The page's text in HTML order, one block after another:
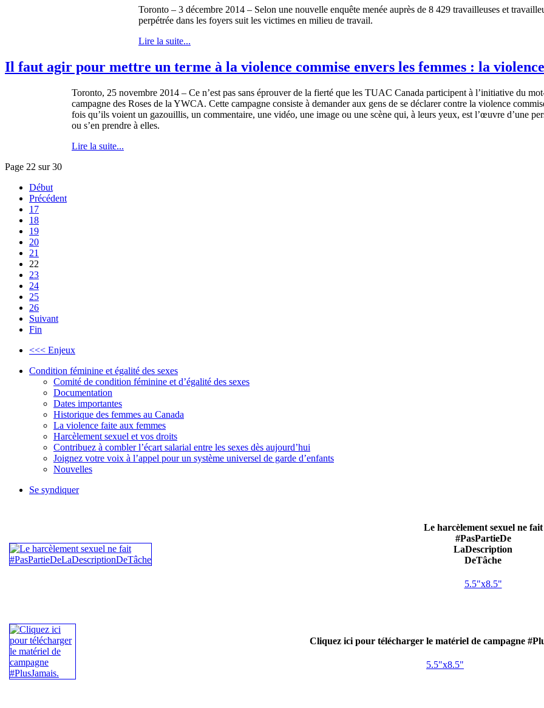
Toronto – 3 décembre 2014 – Selon une nouvelle enquête menée auprès de 8 429 travailleuses et
perpétrée dans les foyers suit les victimes en milieu de travail.
Lire la suite...
Il faut agir pour mettre un terme à la violence commise envers les femmes : la
Toronto, 25 novembre 2014 – Ce n’est pas sans éprouver de la fierté que les TUAC Canada participent à l’initiative du
campagne des Roses de la YWCA. Cette campagne consiste à demander aux gens de se déclarer contre la violence
fois qu’ils voient un gazouillis, un commentaire, une vidéo, une image ou une scène qui, à leurs yeux, est l’œuvre d’une
ou s’en prendre à elles.
Lire la suite...
Page 22 sur 30
Début
Précédent
17
18
19
20
21
22
23
24
25
26
Suivant
Fin
<<< Enjeux
Condition féminine et égalité des sexes
Comité de condition féminine et d’égalité des sexes
Documentation
Dates importantes
Historique des femmes au Canada
La violence faite aux femmes
Harcèlement sexuel et vos droits
Contribuez à combler l’écart salarial entre les sexes dès aujourd’hui
Joignez votre voix à l’appel pour un système universel de garde d’enfants
Nouvelles
Se syndiquer
Le harcèlement sexuel ne fait
#PasPartieDe
LaDescription
DeTâche
5.5"x8.5"
Cliquez ici pour télécharger le matériel de campagne
5.5"x8.5"